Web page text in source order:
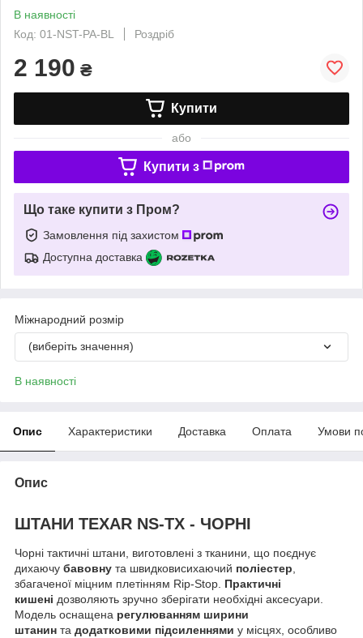
В наявності
Код: 01-NST-PA-BL
Роздріб
2 190 ₴
Купити
або
Купити з
Що таке купити з Пром?
Замовлення під захистом
Доступна доставка
Міжнародний розмір
(виберіть значення)
В наявності
Опис Характеристики Доставка Оплата Умови
Опис
ШТАНИ TEXAR NS-TX - ЧОРНІ
Чорні тактичні штани, виготовлені з тканини, що поєднує
дихаючу бавовну та швидковисихаючий поліестер
збагаченої міцним плетінням Rip-Stop. Практичні
кишені дозволяють зручно зберігати необхідні аксесуари.
Модель оснащена регулюванням ширини
штанин та додатковими підсиленнями у місцях, особливо